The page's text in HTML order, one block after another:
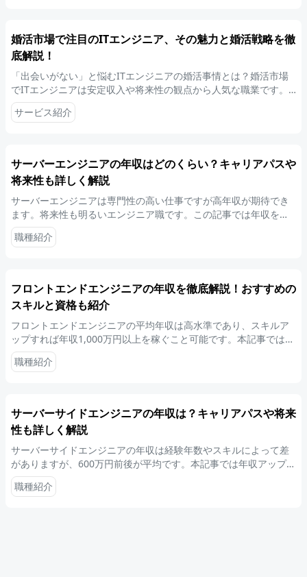
婚活市場で注目のITエンジニア、その魅力と婚活戦略を徹
底解説！
「出会いがない」と悩むITエンジニアの婚活事情とは？婚活市場
でITエンジニアは安定収入や将来性の観点から人気な職業です。
ご自身の強みを活かし、忙しい中でも婚活を成功させる戦略的な
ポイントを解説します。
サービス紹介
サーバーエンジニアの年収はどのくらい？キャリアパスや
将来性も詳しく解説
サーバーエンジニアは専門性の高い仕事ですが高年収が期待でき
ます。将来性も明るいエンジニア職です。この記事では年収を上
げる方法やキャリアパスの選び方、未経験からサーバーエンジニ
アになる方法などを詳しく紹介します。
職種紹介
フロントエンドエンジニアの年収を徹底解説！おすすめの
スキルと資格も紹介
フロントエンドエンジニアの平均年収は高水準であり、スキルア
ップすれば年収1,000万円以上を稼ぐこと可能です。本記事では、
フロントエンドエンジニアが年収を上げる方法や将来性などにつ
いて解説します。
職種紹介
サーバーサイドエンジニアの年収は？キャリアパスや将来
性も詳しく解説
サーバーサイドエンジニアの年収は経験年数やスキルによって差
がありますが、600万円前後が平均です。本記事では年収アップの
方法や必要なスキルなどについて詳しく解説します。
職種紹介